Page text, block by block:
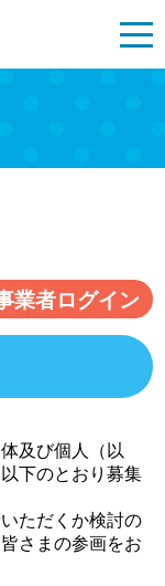
業者ログイン
及び個人（以
下のとおり募集
ただくか検討の
さまの参画をお